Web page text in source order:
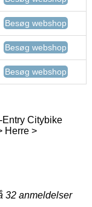
Besøg webshop
Besøg webshop
Besøg webshop
Citybike
Herre >
32 anmeldelser